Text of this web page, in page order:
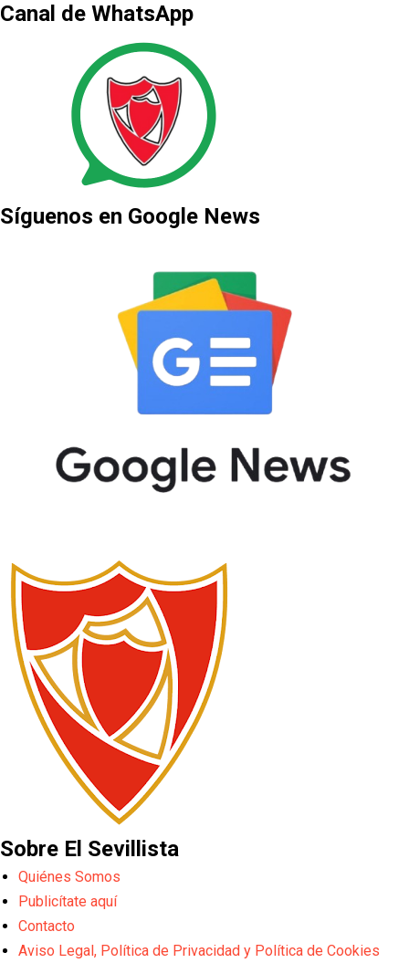
Canal de WhatsApp
Síguenos en Google News
Sobre El Sevillista
Quiénes Somos
Publicítate aquí
Contacto
Aviso Legal, Política de Privacidad y Política de Cookies